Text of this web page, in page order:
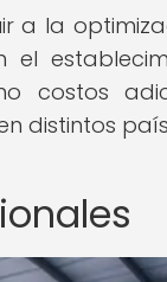
a la
el
costos
distintos